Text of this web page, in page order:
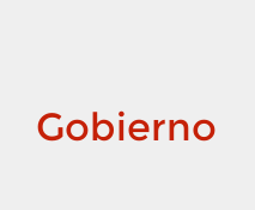
Gobierno